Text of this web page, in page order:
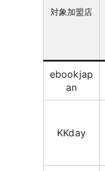
対象加盟店
ebookjap
an
KKday